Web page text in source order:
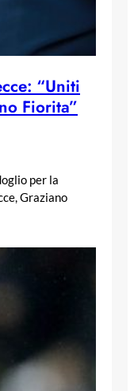
“Uniti
Fiorita”
per la
Graziano